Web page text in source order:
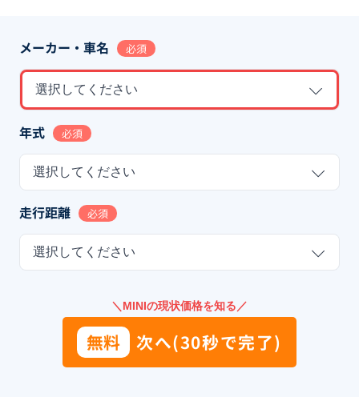
メーカー・車名 必須
選択してください
年式 必須
選択してください
走行距離 必須
選択してください
＼MINIの現状価格を知る／
無料 次へ(30秒で完了)